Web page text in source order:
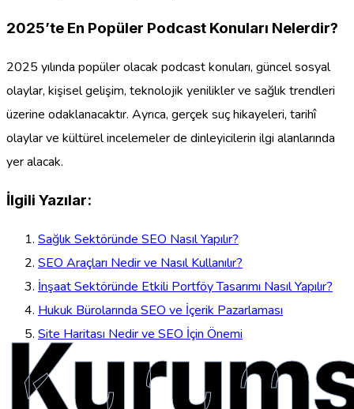
2025’te En Popüler Podcast Konuları Nelerdir?
2025 yılında popüler olacak podcast konuları, güncel sosyal
olaylar, kişisel gelişim, teknolojik yenilikler ve sağlık trendleri
üzerine odaklanacaktır. Ayrıca, gerçek suç hikayeleri, tarihî
olaylar ve kültürel incelemeler de dinleyicilerin ilgi alanlarında
yer alacak.
İlgili Yazılar:
Sağlık Sektöründe SEO Nasıl Yapılır?
SEO Araçları Nedir ve Nasıl Kullanılır?
İnşaat Sektöründe Etkili Portföy Tasarımı Nasıl Yapılır?
Hukuk Bürolarında SEO ve İçerik Pazarlaması
Site Haritası Nedir ve SEO İçin Önemi